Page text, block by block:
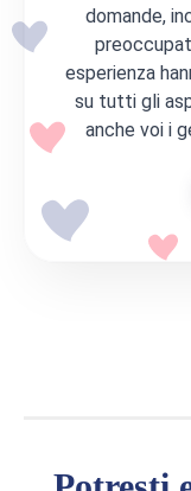
domande,
esperienza
su tutti gli
anche voi i